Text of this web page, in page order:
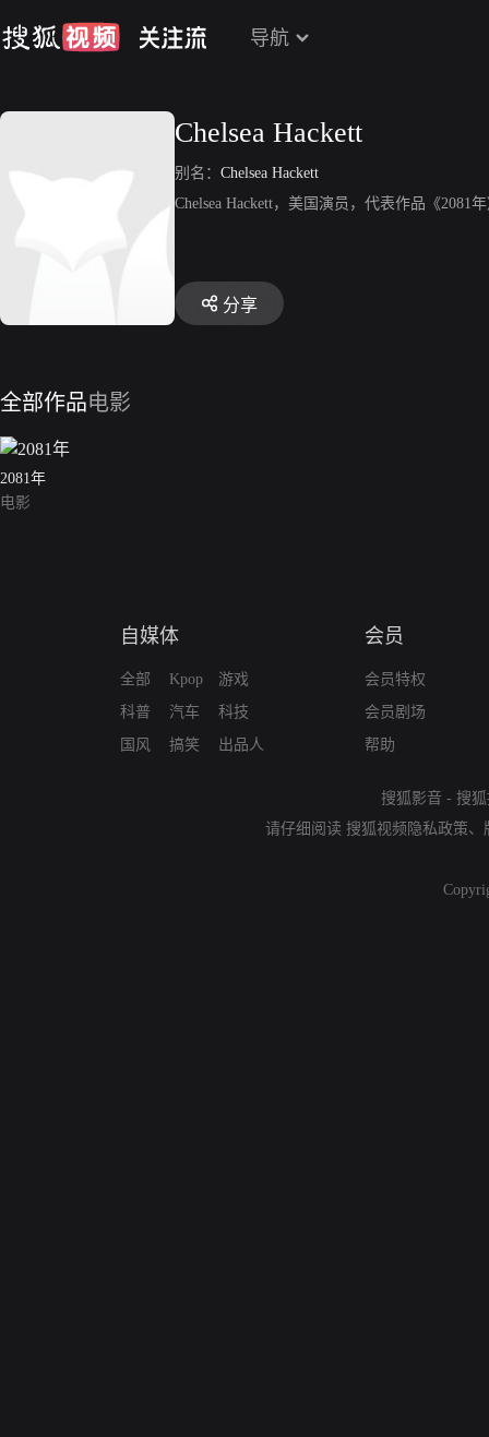
导航
Chelsea Hackett
别名： Chelsea Hackett
Chelsea Hackett，美国演员，代表作品《2081
分享
全部作品电影
2081年
电影
自媒体
全部
科普
国风
Kpop
汽车
搞笑
游戏
科技
出品人
会员
会员特权
会员剧场
帮助
搜狐影音 - 搜
请仔细阅读 搜狐视频隐私政策、